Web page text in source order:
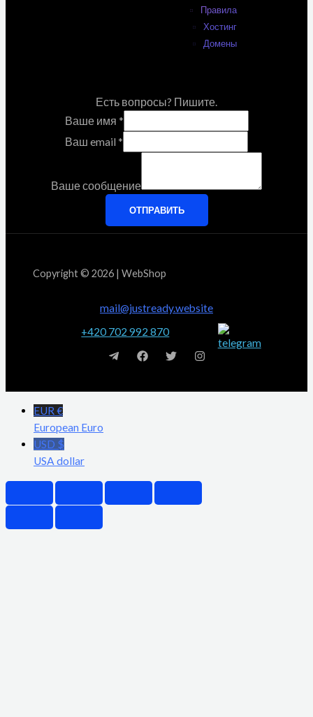
Правила
Хостинг
Домены
Есть вопросы? Пишите.
Ваше имя *
Ваш email *
Ваше сообщение
ОТПРАВИТЬ
Copyright © 2026 | WebShop
mail@justready.website
+420 702 992 870
EUR €
European Euro
USD $
USA dollar